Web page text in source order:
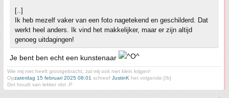
[..]
Ik heb mezelf vaker van een foto nagetekend en geschilderd. Dat
werkt heel anders. Ik vind het makkelijker, maar er zijn altijd
genoeg uitdagingen!
Je bent ben echt een kunstenaar
Wie mij niet heeft grootgebracht, zal mij ook niet klein krijgen!
Opzaterdag 15 februari 2025 08:01 schreef JustinK het volgende:[/b]
Dot houdt van lekker vlot :P